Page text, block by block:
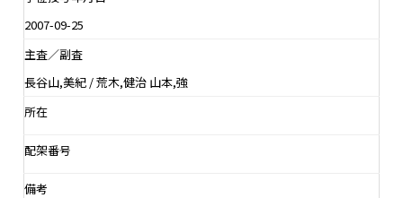
2007-09-25
主査／副査
長谷山,美紀 / 荒木,健治 山本,強
所在
配架番号
備考